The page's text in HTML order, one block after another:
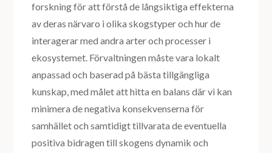
forskning för att förstå de långsiktiga effekterna
av deras närvaro i olika skogstyper och hur de
interagerar med andra arter och processer i
ekosystemet. Förvaltningen måste vara lokalt
anpassad och baserad på bästa tillgängliga
kunskap, med målet att hitta en balans där vi kan
minimera de negativa konsekvenserna för
samhället och samtidigt tillvarata de eventuella
positiva bidragen till skogens dynamik och